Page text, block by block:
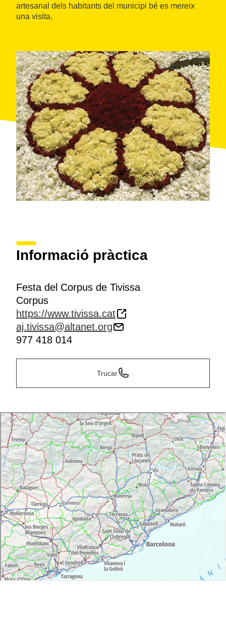
artesanal dels habitants del municipi bé es mereix
una visita.
Informació pràctica
Festa del Corpus de Tivissa
Corpus
https://www.tivissa.cat
aj.tivissa@altanet.org
977 418 014
Trucar